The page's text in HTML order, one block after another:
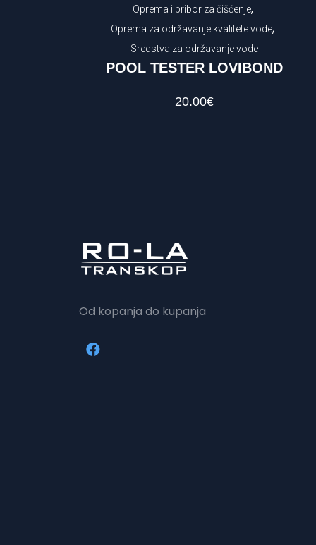
Oprema i pribor za čišćenje,
Oprema za održavanje kvalitete vode,
Sredstva za održavanje vode
POOL TESTER LOVIBOND
20.00€
Od kopanja do kupanja